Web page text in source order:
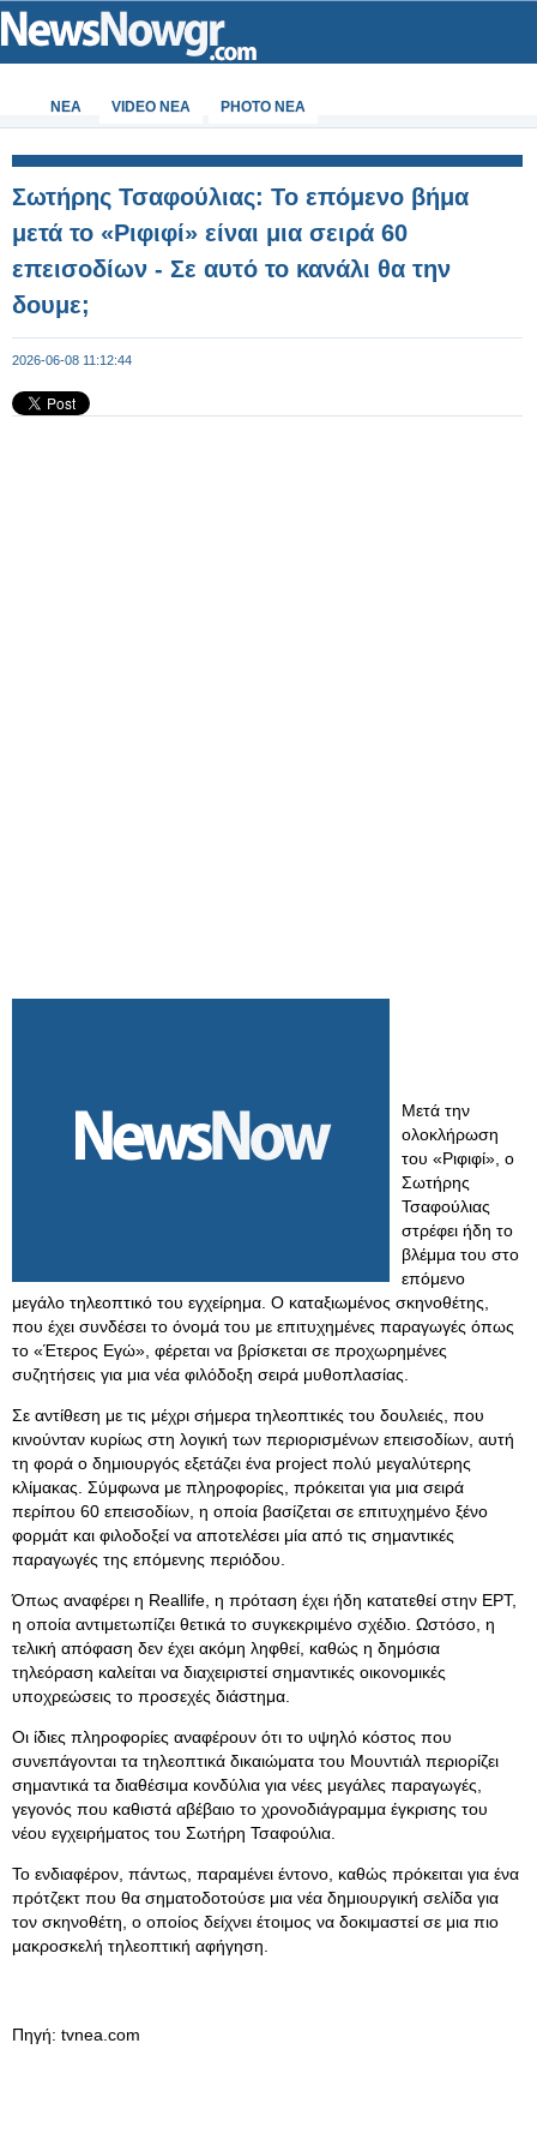
ΝΕΑ VIDEO NEA PHOTO NEA
Σωτήρης Τσαφούλιας: Το επόμενο βήμα
μετά το «Ριφιφί» είναι μια σειρά 60
επεισοδίων - Σε αυτό το κανάλι θα την
δουμε;
2026-06-08 11:12:44
Μετά την
ολοκλήρωση
του «Ριφιφί», ο
Σωτήρης
Τσαφούλιας
στρέφει ήδη το
βλέμμα του στο
επόμενο
μεγάλο τηλεοπτικό του εγχείρημα. Ο καταξιωμένος σκηνοθέτης,
που έχει συνδέσει το όνομά του με επιτυχημένες παραγωγές όπως
το «Έτερος Εγώ», φέρεται να βρίσκεται σε προχωρημένες
συζητήσεις για μια νέα φιλόδοξη σειρά μυθοπλασίας.
Σε αντίθεση με τις μέχρι σήμερα τηλεοπτικές του δουλειές, που
κινούνταν κυρίως στη λογική των περιορισμένων επεισοδίων, αυτή
τη φορά ο δημιουργός εξετάζει ένα project πολύ μεγαλύτερης
κλίμακας. Σύμφωνα με πληροφορίες, πρόκειται για μια σειρά
περίπου 60 επεισοδίων, η οποία βασίζεται σε επιτυχημένο ξένο
φορμάτ και φιλοδοξεί να αποτελέσει μία από τις σημαντικές
παραγωγές της επόμενης περιόδου.
Όπως αναφέρει η Reallife, η πρόταση έχει ήδη κατατεθεί στην ΕΡΤ,
η οποία αντιμετωπίζει θετικά το συγκεκριμένο σχέδιο. Ωστόσο, η
τελική απόφαση δεν έχει ακόμη ληφθεί, καθώς η δημόσια
τηλεόραση καλείται να διαχειριστεί σημαντικές οικονομικές
υποχρεώσεις το προσεχές διάστημα.
Οι ίδιες πληροφορίες αναφέρουν ότι το υψηλό κόστος που
συνεπάγονται τα τηλεοπτικά δικαιώματα του Μουντιάλ περιορίζει
σημαντικά τα διαθέσιμα κονδύλια για νέες μεγάλες παραγωγές,
γεγονός που καθιστά αβέβαιο το χρονοδιάγραμμα έγκρισης του
νέου εγχειρήματος του Σωτήρη Τσαφούλια.
Το ενδιαφέρον, πάντως, παραμένει έντονο, καθώς πρόκειται για ένα
πρότζεκτ που θα σηματοδοτούσε μια νέα δημιουργική σελίδα για
τον σκηνοθέτη, ο οποίος δείχνει έτοιμος να δοκιμαστεί σε μια πιο
μακροσκελή τηλεοπτική αφήγηση.
Πηγή: tvnea.com